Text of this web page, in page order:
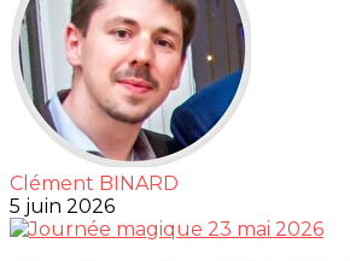
Clément BINARD
5 juin 2026